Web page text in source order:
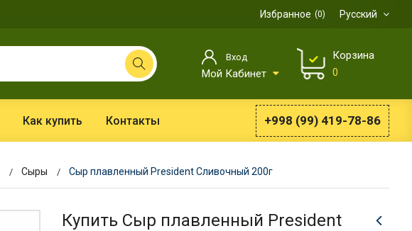
Русский
Избранное 0
Вход
Мой Кабинет
Корзина
0
Как купить Контакты +998 (99) 419-78-86
Сыры Сыр плавленный President Сливочный 200г
Купить Сыр плавленный President